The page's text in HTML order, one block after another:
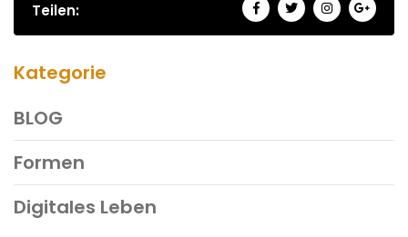
Teilen:
Kategorie
BLOG
Formen
Digitales Leben